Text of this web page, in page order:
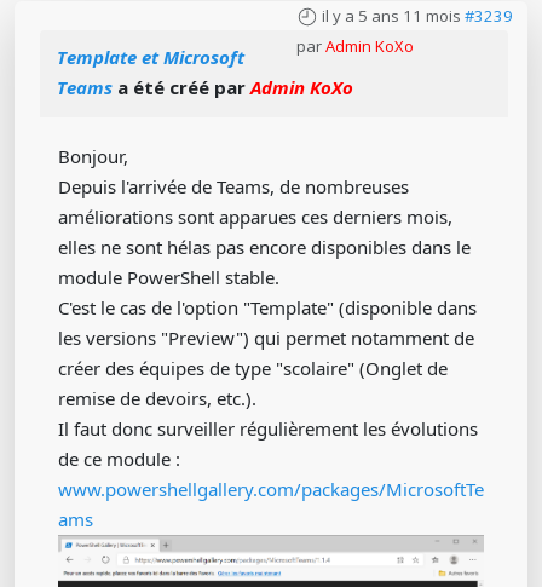
il y a 5 ans 11 mois #3239
parAdmin KoXo
Template et Microsoft
Teams a été créé parAdmin KoXo
Bonjour,
Depuis l'arrivée de Teams, de nombreuses
améliorations sont apparues ces derniers mois,
elles ne sont hélas pas encore disponibles dans le
module PowerShell stable.
C'est le cas de l'option "Template" (disponible dans
les versions "Preview") qui permet notamment de
créer des équipes de type "scolaire" (Onglet de
remise de devoirs, etc.).
Il faut donc surveiller régulièrement les évolutions
de ce module :
www.powershellgallery.com/packages/MicrosoftTe
ams